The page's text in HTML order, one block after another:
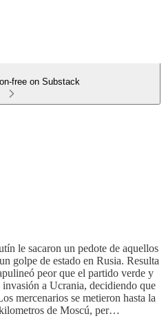
free on Substack
le sacaron un pedote de aquellos
golpe de estado en Rusia. Resulta
peor que el partido verde y
a Ucrania, decidiendo que
mercenarios se metieron hasta la
de Moscú, per…